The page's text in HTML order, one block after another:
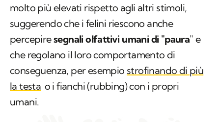
"paura" suscitano livelli distress nei gatti
molto più elevati rispetto agli altri stimoli,
suggerendo che i felini riescono anche
percepiresegnali olfattivi umani di "paura
che regolano il loro comportamento di
conseguenza, per esempiostrofinando di più
la testa